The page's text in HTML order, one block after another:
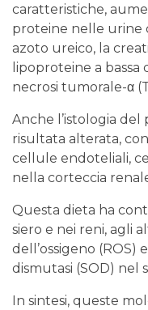
caratteristiche,
proteine ​​nelle urine
azoto ureico, la
lipoproteine ​​a bassa
necrosi tumorale-α
Anche l’istologia del
risultata alterata,
cellule endoteliali,
nella corteccia
Questa dieta ha
siero e nei reni, agli
dell’ossigeno (ROS)
dismutasi (SOD) nel
In sintesi, queste